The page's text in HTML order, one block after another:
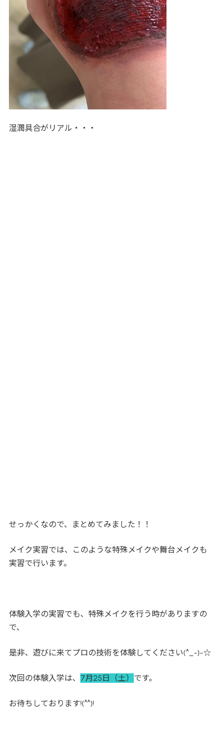
湿潤具合がリアル・・・
せっかくなので、まとめてみました！！
メイク実習では、このような特殊メイクや舞台メイクも
実習で行います。
体験入学の実習でも、特殊メイクを行う時がありますの
で、
是非、遊びに来てプロの技術を体験してください(^_-)-☆
次回の体験入学は、 7月25日（土） です。
お待ちしております!(^^)!